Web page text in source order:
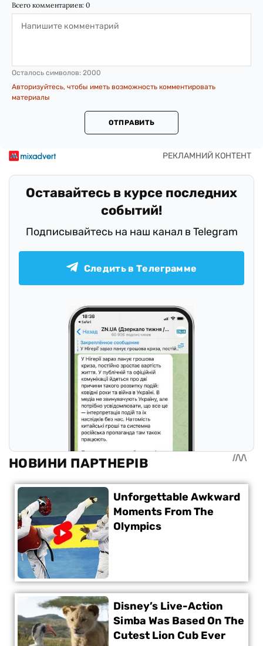
Всего комментариев: 0
Осталось символов: 2000
Авторизуйтесь, чтобы иметь возможность комментировать
материалы
ОТПРАВИТЬ
Оставайтесь в курсе последних
событий!
Подписывайтесь на наш канал в Telegram
Следить в Телеграмме